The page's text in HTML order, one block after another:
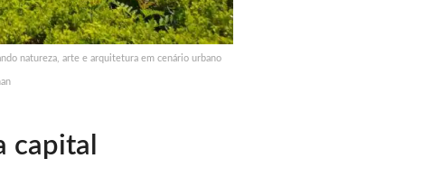
natureza, arte e arquitetura em cenário urbano
capital